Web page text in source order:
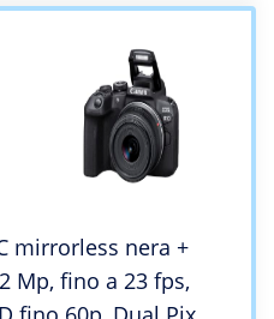
mirrorless nera +
Mp, fino a 23 fps,